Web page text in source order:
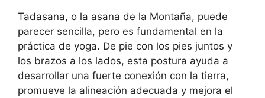
Tadasana, o la asana de la Montaña, puede
parecer sencilla, pero es fundamental en la
práctica de yoga. De pie con los pies juntos y
los brazos a los lados, esta postura ayuda a
desarrollar una fuerte conexión con la tierra,
promueve la alineación adecuada y mejora el